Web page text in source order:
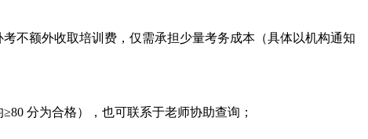
不额外收取培训费，仅需承担少量考务成本（具体以机构通知
分为合格），也可联系于老师协助查询；